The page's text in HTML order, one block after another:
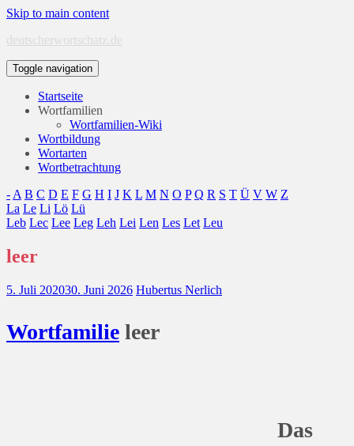
Skip to main content
deutscherwortschatz.de
Toggle navigation
Startseite
Wortfamilien
Wortfamilien-Wiki
Wortbildung
Wortarten
Wortbetrachtung
- A B C D E F G H I J K L M N O P Q R S T Ü V W Z
La Le Li Lö Lü
Leb Lec Lee Leg Leh Lei Len Les Let Leu
leer
5. Juli 202030. Juni 2026 Hubertus Nerlich
Wortfamilie leer
Das